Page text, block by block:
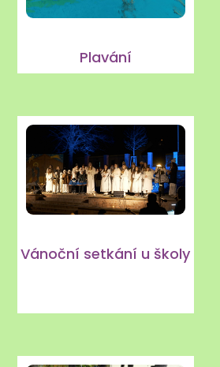
Plavání
Vánoční setkání u školy